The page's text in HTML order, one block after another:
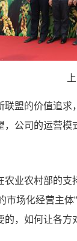
盟的价值追
公司的运营模
业农村部的
场化经营主
，如何让各